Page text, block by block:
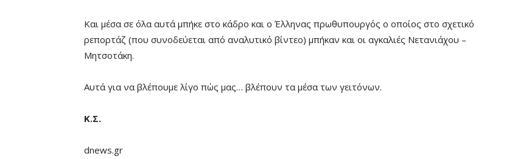
Και μέσα σε όλα αυτά μπήκε στο κάδρο και ο Έλληνας πρωθυπουργός ο οποίος στο σχετικό
ρεπορτάζ (που συνοδεύεται από αναλυτικό βίντεο) μπήκαν και οι αγκαλιές Νετανιάχου –
Μητσοτάκη.
Αυτά για να βλέπουμε λίγο πώς μας… βλέπουν τα μέσα των γειτόνων.
Κ.Σ.
dnews.gr